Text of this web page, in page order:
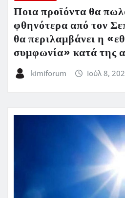
Ποια προϊόντα θα
φθηνότερα από τον
θα περιλαμβάνει η
συμφωνία» κατά της
kimiforum Ιούλ 8,